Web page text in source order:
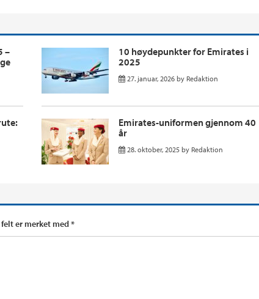
–
10 høydepunkter for Emirates i
2025
27. januar, 2026 by Redaktion
Emirates-uniformen gjennom 40
år
28. oktober, 2025 by Redaktion
er merket med*